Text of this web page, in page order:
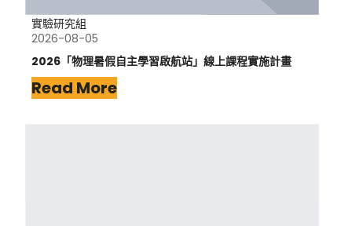
實驗研究組
2026-08-05
2026「物理暑假自主學習啟航站」線上課程實施計畫
Read More